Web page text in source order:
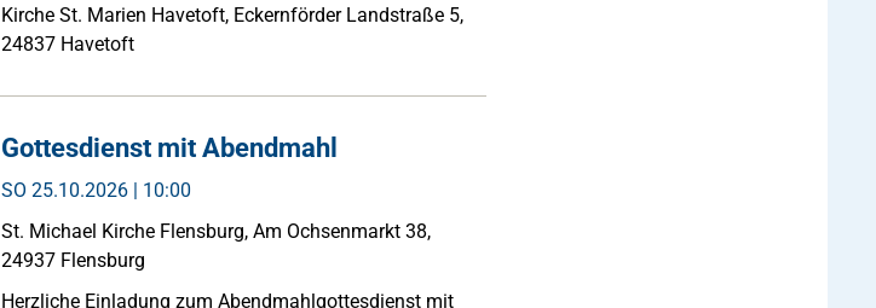
Kirche St. Marien Havetoft, Eckernförder Landstraße 5,
24837 Havetoft
Gottesdienst mit Abendmahl
SO 25.10.2026 | 10:00
St. Michael Kirche Flensburg, Am Ochsenmarkt 38,
24937 Flensburg
Herzliche Einladung zum Abendmahlgottesdienst mit